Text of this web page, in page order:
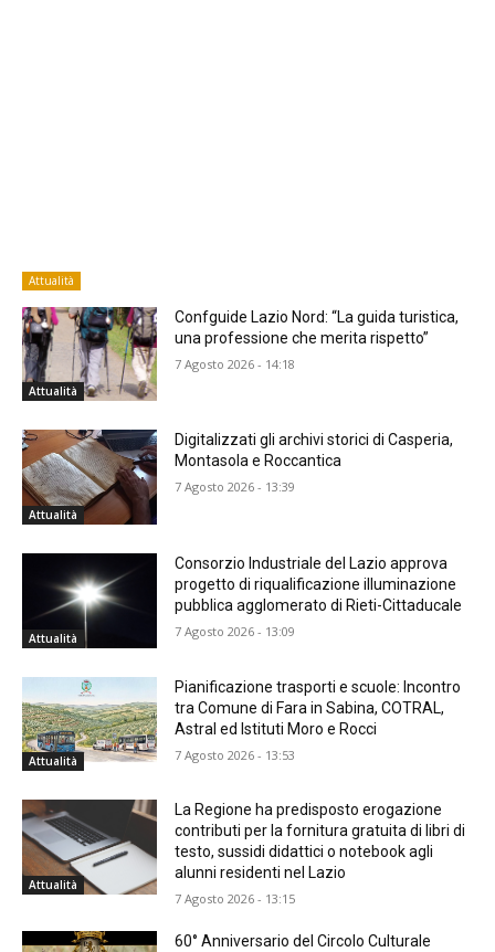
Attualità
Attualità
Confguide Lazio Nord: “La guida turistica,
una professione che merita rispetto”
7 Agosto 2026 - 14:18
Attualità
Digitalizzati gli archivi storici di Casperia,
Montasola e Roccantica
7 Agosto 2026 - 13:39
Attualità
Consorzio Industriale del Lazio approva
progetto di riqualificazione illuminazione
pubblica agglomerato di Rieti-Cittaducale
7 Agosto 2026 - 13:09
Attualità
Pianificazione trasporti e scuole: Incontro
tra Comune di Fara in Sabina, COTRAL,
Astral ed Istituti Moro e Rocci
7 Agosto 2026 - 13:53
Attualità
La Regione ha predisposto erogazione
contributi per la fornitura gratuita di libri di
testo, sussidi didattici o notebook agli
alunni residenti nel Lazio
7 Agosto 2026 - 13:15
60° Anniversario del Circolo Culturale